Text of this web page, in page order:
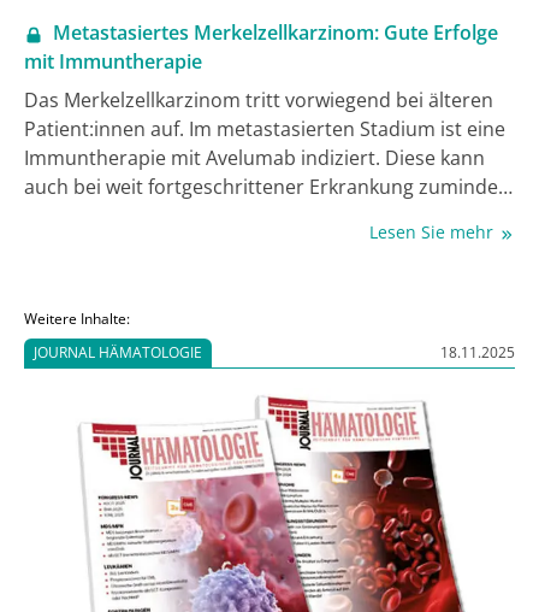
Metastasiertes Merkelzellkarzinom: Gute Erfolge
mit Immuntherapie
Das Merkelzellkarzinom tritt vorwiegend bei älteren
Patient:innen auf. Im metastasierten Stadium ist eine
Immuntherapie mit Avelumab indiziert. Diese kann
auch bei weit fortgeschrittener Erkrankung zumindest
Lesen Sie mehr
Weitere Inhalte:
JOURNAL HÄMATOLOGIE
18.11.2025